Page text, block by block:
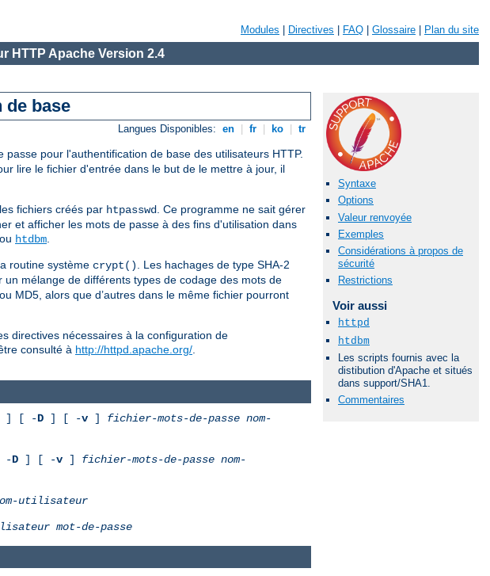
Modules Directives FAQ Glossaire Plan du site
HTTP Apache Version 2.4
base
Langues Disponibles: en fr ko tr
pour l'authentification de base des utilisateurs HTTP.
lire le fichier d'entrée dans le but de le mettre à jour, il
fichiers créés par htpasswd. Ce programme ne sait gérer
et afficher les mots de passe à des fins d'utilisation dans
ou htdbm.
routine système crypt(). Les hachages de type SHA-2
un mélange de différents types de codage des mots de
MD5, alors que d’autres dans le même fichier pourront
directives nécessaires à la configuration de
consulté à http://httpd.apache.org/.
Syntaxe
Options
Valeur renvoyée
Exemples
Considérations à propos de
sécurité
Restrictions
Voir aussi
httpd
htdbm
Les scripts fournis avec la
distibution d'Apache et situés
dans support/SHA1.
Commentaires
] [ -D ] [ -v ] fichier-mots-de-passe nom-
-D ] [ -v ] fichier-mots-de-passe nom-
utilisateur
mot-de-passe